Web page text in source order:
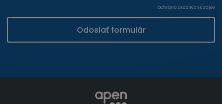
Ochrana osobných údajov
Odoslať formulár